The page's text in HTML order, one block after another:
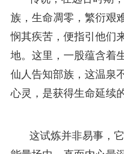
族，生命凋零，繁衍艰
悯其疾苦，便指引他们
地。这里，一股蕴含着
仙人告知部族，这温泉
心灵，是获得生命延续
这试炼并非易事，